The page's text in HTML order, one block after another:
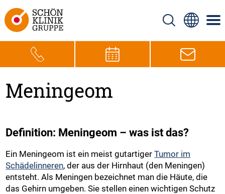
Meningeom
Definition: Meningeom – was ist das?
Ein Meningeom ist ein meist gutartigerTumor im
Schädelinneren, der aus der Hirnhaut (den Meningen)
entsteht. Als Meningen bezeichnet man die Häute, die
das Gehirn umgeben. Sie stellen einen wichtigen Schutz